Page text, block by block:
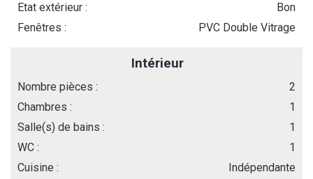
Etat extérieur :
Bon
Fenêtres :
PVC Double Vitrage
Intérieur
Nombre pièces :
2
Chambres :
1
Salle(s) de bains :
1
WC :
1
Cuisine :
Indépendante